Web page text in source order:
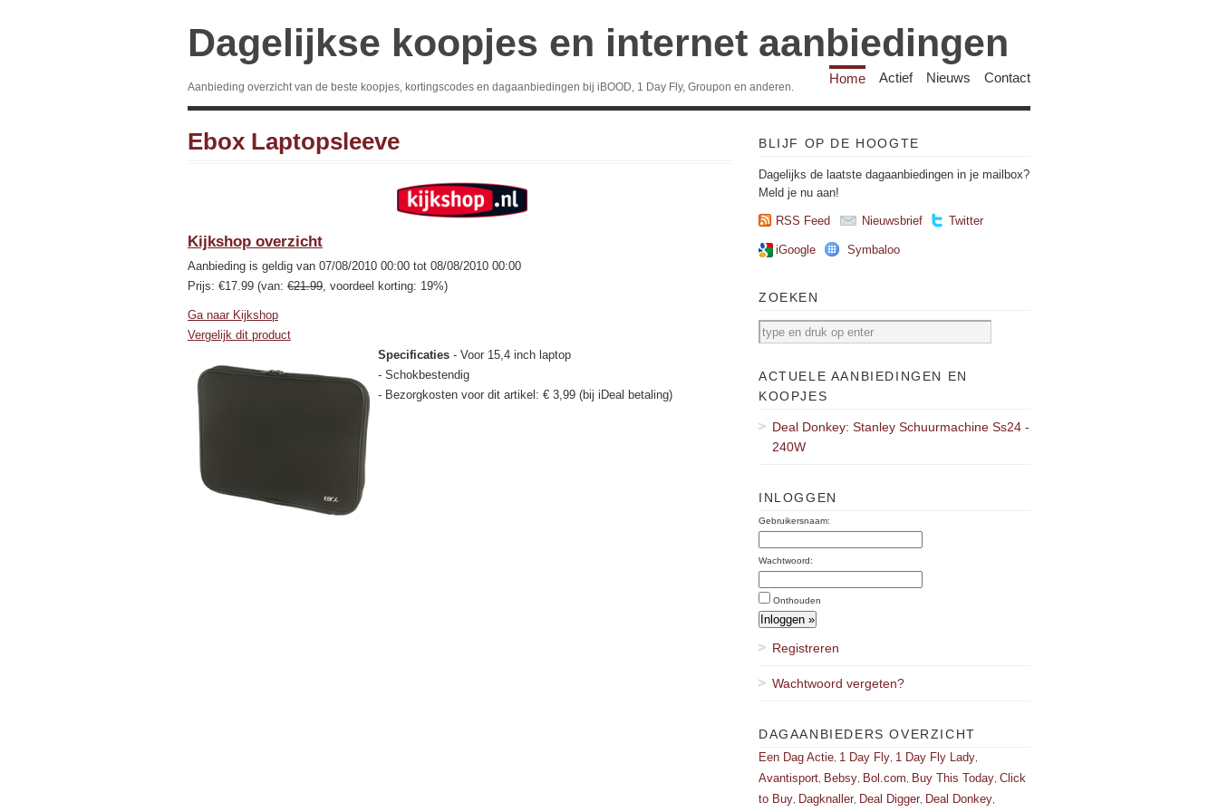
Dagelijkse koopjes en internet aanbiedingen
Aanbieding overzicht van de beste koopjes, kortingscodes en dagaanbiedingen bij iBOOD, 1 Day Fly, Groupon en anderen.
Home Actief Nieuws Contact
Ebox Laptopsleeve
Kijkshop overzicht
Aanbieding is geldig van 07/08/2010 00:00 tot 08/08/2010 00:00
Prijs: €17.99 (van: €21.99, voordeel korting: 19%)
Ga naar Kijkshop
Vergelijk dit product
Specificaties - Voor 15,4 inch laptop
- Schokbestendig
- Bezorgkosten voor dit artikel: € 3,99 (bij iDeal betaling)
BLIJF OP DE HOOGTE
Dagelijks de laatste dagaanbiedingen in je mailbox?
Meld je nu aan!
RSS Feed Nieuwsbrief Twitter
iGoogle Symbaloo
ZOEKEN
ACTUELE AANBIEDINGEN EN
KOOPJES
Deal Donkey: Stanley Schuurmachine Ss24 -
240W
INLOGGEN
Gebruikersnaam:
Wachtwoord:
Onthouden
Registreren
Wachtwoord vergeten?
DAGAANBIEDERS OVERZICHT
Een Dag Actie 1 Day Fly 1 Day Fly Lady
Avantisport Bebsy Bol.com Buy This Today Click
to Buy Dagknaller Deal Digger Deal Donkey